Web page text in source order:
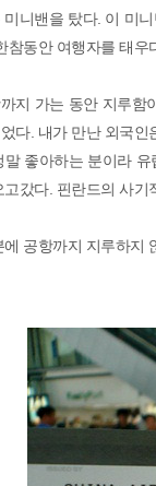
미니밴을 탔다. 이 미
참동안 여행자를 태
지 가는 동안 지루함
다. 내가 만난 외국
말 좋아하는 분이라
고갔다. 핀란드의 사
에 공항까지 지루하지